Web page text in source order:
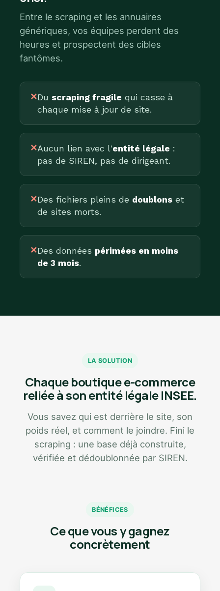
Entre le scraping et les annuaires
génériques, vos équipes perdent des
heures et prospectent des cibles
fantômes.
✕Du scraping fragile qui casse à
chaque mise à jour de site.
✕Aucun lien avec l'entité légale :
pas de SIREN, pas de dirigeant.
✕Des fichiers pleins de doublons et
de sites morts.
✕Des données périmées en moins
de 3 mois.
LA SOLUTION
Chaque boutique e-commerce
reliée à son entité légale INSEE.
Vous savez qui est derrière le site, son
poids réel, et comment le joindre. Fini le
scraping : une base déjà construite,
vérifiée et dédoublonnée par SIREN.
BÉNÉFICES
Ce que vous y gagnez
concrètement